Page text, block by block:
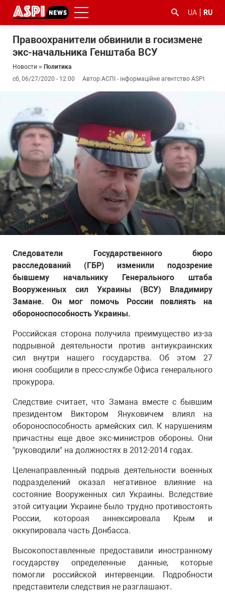
UA RU
Правоохранители обвинили в госизмене
экс-начальника Генштаба ВСУ
Новости » Политика
сб, 06/27/2020 - 12:00
Автор:АСПІ - інформаційне агентство ASPI
Следователи Государственного бюро
расследований (ГБР) изменили подозрение
бывшему начальнику Генерального штаба
Вооруженных сил Украины (ВСУ) Владимиру
Замане. Он мог помочь России повлиять на
обороноспособность Украины.
Российская сторона получила преимущество из-за
подрывной деятельности против антиукраинских
сил внутри нашего государства. Об этом 27
июня сообщили в пресс-службе Офиса генерального
прокурора.
Следствие считает, что Замана вместе с бывшим
президентом Виктором Януковичем влиял на
обороноспособность армейских сил. К нарушениям
причастны еще двое экс-министров обороны. Они
"руководили" на должностях в 2012-2014 годах.
Целенаправленный подрыв деятельности военных
подразделений оказал негативное влияние на
состояние Вооруженных сил Украины. Вследствие
этой ситуации Украине было трудно противостоять
России, котороая аннексировала Крым и
оккупировала часть Донбасса.
Высокопоставленные предоставили иностранному
государству определенные данные, которые
помогли российской интервенции. Подробности
представители следствия не разглашают.
#ООС
#боротьба
з
корупцією
#коронавірус